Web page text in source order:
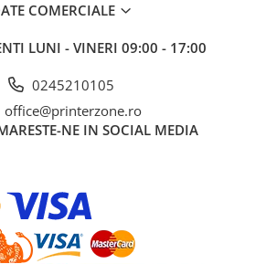
Storage)
COMERCIALE
LUNI - VINERI 09:00 - 17:00
0245210105
office@printerzone.ro
NE IN SOCIAL MEDIA